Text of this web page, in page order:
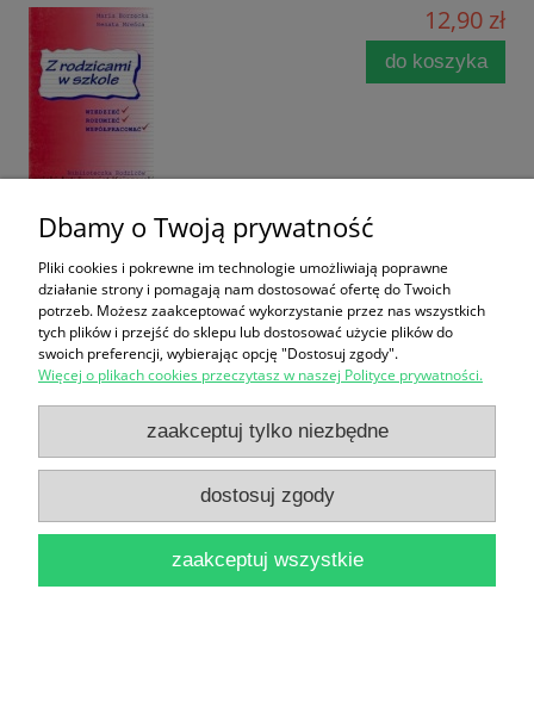
12,90 zł
do koszyka
Wiśniewscy : Moja zabawna rodzinka / Chris Higgins
14,90 zł
do koszyka
Prawo rodzinne i opiekuńcze / Tadeusz Smyczyński
Dbamy o Twoją prywatność
Pliki cookies i pokrewne im technologie umożliwiają poprawne
działanie strony i pomagają nam dostosować ofertę do Twoich
potrzeb. Możesz zaakceptować wykorzystanie przez nas wszystkich
tych plików i przejść do sklepu lub dostosować użycie plików do
swoich preferencji, wybierając opcję "Dostosuj zgody".
Więcej o plikach cookies przeczytasz w naszej Polityce prywatności.
zaakceptuj tylko niezbędne
dostosuj zgody
zaakceptuj wszystkie